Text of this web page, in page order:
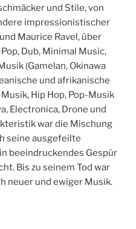
und Stile, von
impressionistischer
Maurice Ravel, über
Dub, Minimal Music,
(Gamelan, Okinawa
und afrikanische
Hip Hop, Pop-Musik
Electronica, Drone und
war die Mischung
seine ausgefeilte
beeindruckendes Gespür
Bis zu seinem Tod war
neuer und ewiger Musik.